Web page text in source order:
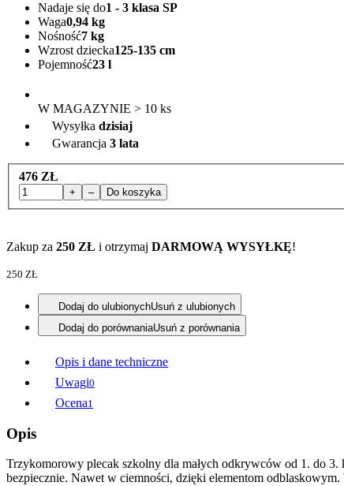
Nadaje się do1 - 3 klasa SP
Waga0,94 kg
Nośność7 kg
Wzrost dziecka125-135 cm
Pojemność23 l
W MAGAZYNIE > 10 ks
Wysyłka dzisiaj
Gwarancja 3 lata
476 ZŁ
+ – Do koszyka
Zakup za 250 ZŁ i otrzymaj DARMOWĄ WYSYŁKĘ!
250 ZŁ
Dodaj do ulubionychUsuń z ulubionych
Dodaj do porównaniaUsuń z porównania
Opis i dane techniczne
Uwagi0
Ocena1
Opis
Trzykomorowy plecak szkolny dla małych odkrywców od 1. do
bezpiecznie. Nawet w ciemności, dzięki elementom